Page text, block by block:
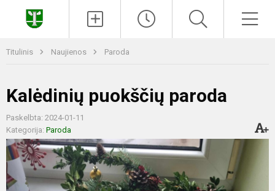
Titulinis Naujienos Paroda
Kalėdinių puokščių paroda
Paskelbta: 2024-01-11
Kategorija: Paroda